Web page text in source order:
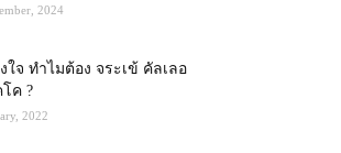
2024
ใจ ทำไมต้อง จระเข้ คัลเลอ
ค ?
2022